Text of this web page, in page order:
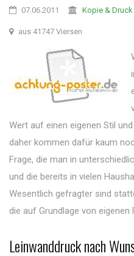
07.06.2011 Kopie &
aus 41747 Viersen
Wert auf einen eigenen Stil
daher kommen dafür kaum
Frage, die man in
und die bereits in vielen
Wesentlich gefragter sind
die auf Grundlage von eigenen
Leinwanddruck nach